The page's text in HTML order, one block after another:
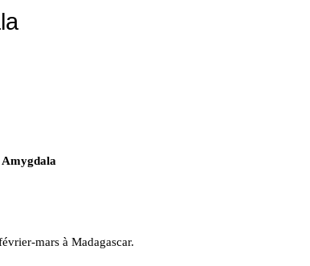
mars à Madagascar.